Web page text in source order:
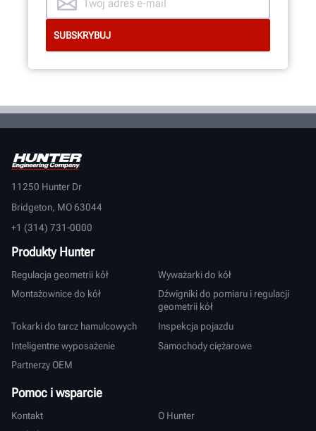
11250 Hunter Dr
Bridgeton, MO 63044
+1 (314) 731-0000
Produkty Hunter
Regulacja geometrii kół
Wyważarki do kół
Montażownice do kół
Dźwigniki do pomiaru i regulacji
geometrii kół
Tokarki do tarcz hamulcowych
Inspekcja pojazdu
Inteligentne wyposażenie
Samochody ciężarowe
Partnerzy OEM
Pomoc i wsparcie
Kontakt
O Hunter